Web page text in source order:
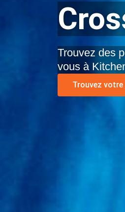
Trouvez des
vous à
Trouvez